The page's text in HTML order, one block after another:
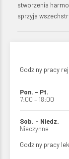
stworzenia
sprzyja
Godziny pracy
Pon. – Pt.
7:00 – 18:00
Sob. – Niedz.
Nieczynne
Godziny pracy